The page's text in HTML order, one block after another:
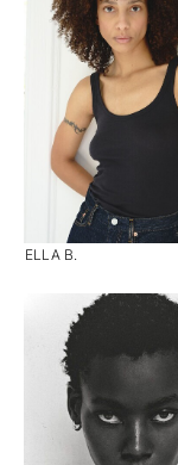
ELLA B.